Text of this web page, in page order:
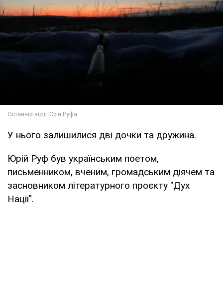
У нього залишилися дві дочки та дружина.
Юрій Руф був українським поетом,
письменником, вченим, громадським діячем та
засновником літературного проєкту "Дух
Нації".